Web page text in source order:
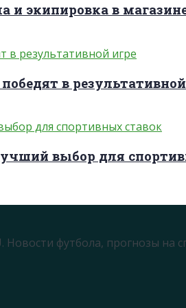
и экипировка в
в
выбор для
Новости футбола, прогнозы